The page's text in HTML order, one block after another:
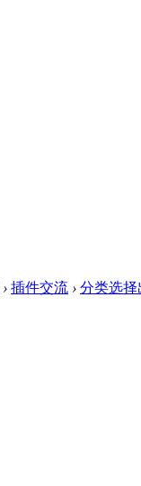
› 插件交流 › 分类选择